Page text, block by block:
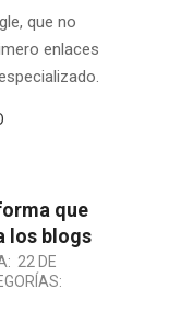
que no
enlaces
que
los blogs
22 DE